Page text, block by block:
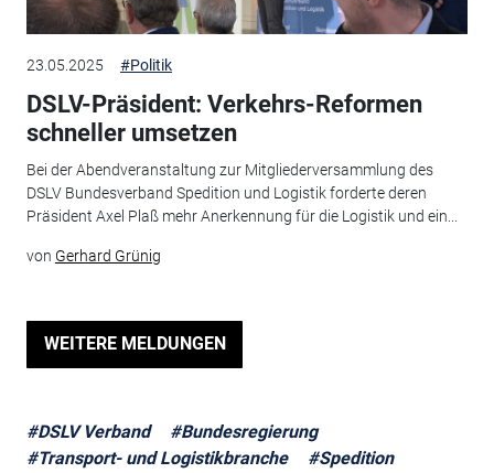
23.05.2025 #Politik
DSLV-Präsident: Verkehrs-Reformen
schneller umsetzen
Bei der Abendveranstaltung zur Mitgliederversammlung des
DSLV Bundesverband Spedition und Logistik forderte deren
Präsident Axel Plaß mehr Anerkennung für die Logistik und ein...
von Gerhard Grünig
WEITERE MELDUNGEN
#DSLV Verband
#Bundesregierung
#Transport- und Logistikbranche
#Spedition